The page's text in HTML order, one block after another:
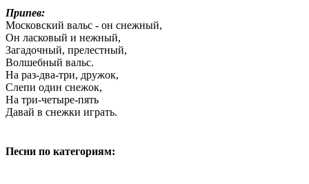
Припев:
Московский вальс - он снежный,
Он ласковый и нежный,
Загадочный, прелестный,
Волшебный вальс.
На раз-два-три, дружок,
Слепи один снежок,
На три-четыре-пять
Давай в снежки играть.
Песни по категориям: